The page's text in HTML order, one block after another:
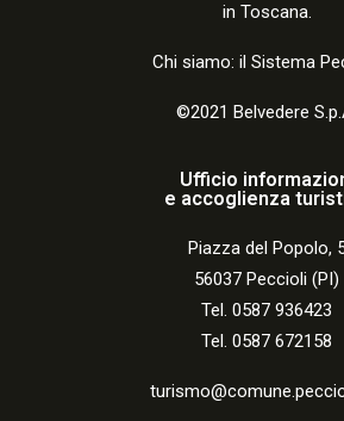
in Toscana.
Chi siamo: il Sistema
©2021 Belvedere
Ufficio
e accoglienza
Piazza del Popolo,
56037 Peccioli (PI)
Tel. 0587 936423
Tel. 0587 672158